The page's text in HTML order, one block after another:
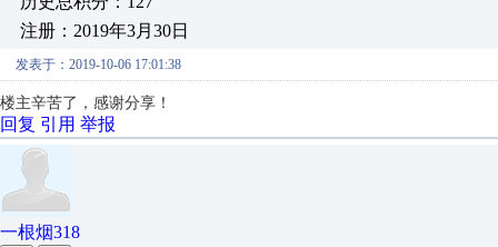
注册：2019年3月30日
发表于：2019-10-06 17:01:38
楼主辛苦了，感谢分享！
回复 引用 举报
一根烟318